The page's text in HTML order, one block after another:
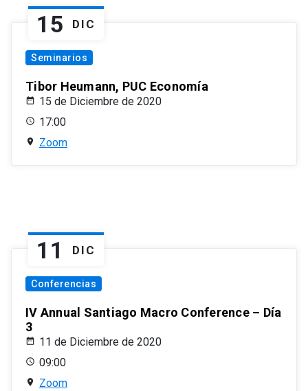
15 DIC
Seminarios
Tibor Heumann, PUC Economía
15 de Diciembre de 2020
17:00
Zoom
11 DIC
Conferencias
IV Annual Santiago Macro Conference – Día
3
11 de Diciembre de 2020
09:00
Zoom